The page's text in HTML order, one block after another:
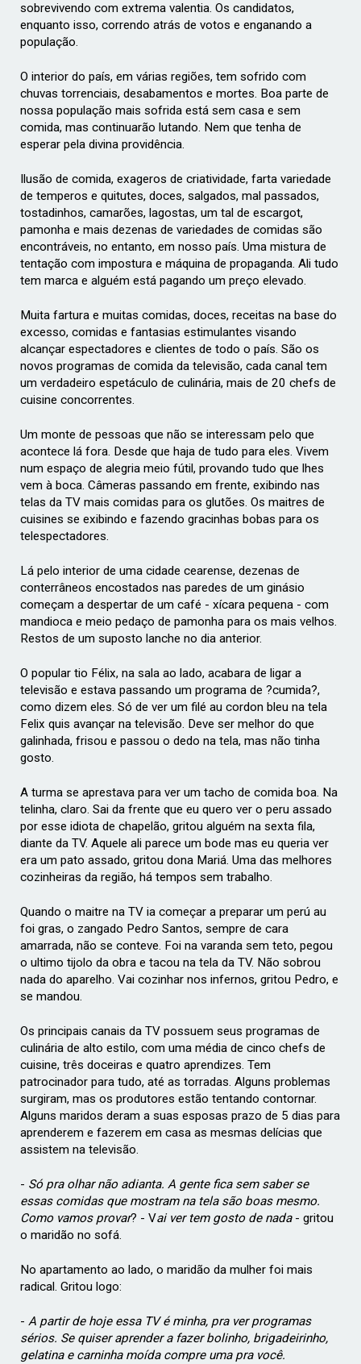
sobrevivendo com extrema valentia. Os candidatos,
enquanto isso, correndo atrás de votos e enganando a
população.
O interior do país, em várias regiões, tem sofrido com
chuvas torrenciais, desabamentos e mortes. Boa parte de
nossa população mais sofrida está sem casa e sem
comida, mas continuarão lutando. Nem que tenha de
esperar pela divina providência.
Ilusão de comida, exageros de criatividade, farta variedade
de temperos e quitutes, doces, salgados, mal passados,
tostadinhos, camarões, lagostas, um tal de escargot,
pamonha e mais dezenas de variedades de comidas são
encontráveis, no entanto, em nosso país. Uma mistura de
tentação com impostura e máquina de propaganda. Ali tudo
tem marca e alguém está pagando um preço elevado.
Muita fartura e muitas comidas, doces, receitas na base do
excesso, comidas e fantasias estimulantes visando
alcançar espectadores e clientes de todo o país. São os
novos programas de comida da televisão, cada canal tem
um verdadeiro espetáculo de culinária, mais de 20 chefs de
cuisine concorrentes.
Um monte de pessoas que não se interessam pelo que
acontece lá fora. Desde que haja de tudo para eles. Vivem
num espaço de alegria meio fútil, provando tudo que lhes
vem à boca. Câmeras passando em frente, exibindo nas
telas da TV mais comidas para os glutões. Os maitres de
cuisines se exibindo e fazendo gracinhas bobas para os
telespectadores.
Lá pelo interior de uma cidade cearense, dezenas de
conterrâneos encostados nas paredes de um ginásio
começam a despertar de um café - xícara pequena - com
mandioca e meio pedaço de pamonha para os mais velhos.
Restos de um suposto lanche no dia anterior.
O popular tio Félix, na sala ao lado, acabara de ligar a
televisão e estava passando um programa de ?cumida?,
como dizem eles. Só de ver um filé au cordon bleu na tela
Felix quis avançar na televisão. Deve ser melhor do que
galinhada, frisou e passou o dedo na tela, mas não tinha
gosto.
A turma se aprestava para ver um tacho de comida boa. Na
telinha, claro. Sai da frente que eu quero ver o peru assado
por esse idiota de chapelão, gritou alguém na sexta fila,
diante da TV. Aquele ali parece um bode mas eu queria ver
era um pato assado, gritou dona Mariá. Uma das melhores
cozinheiras da região, há tempos sem trabalho.
Quando o maitre na TV ia começar a preparar um perú au
foi gras, o zangado Pedro Santos, sempre de cara
amarrada, não se conteve. Foi na varanda sem teto, pegou
o ultimo tijolo da obra e tacou na tela da TV. Não sobrou
nada do aparelho. Vai cozinhar nos infernos, gritou Pedro, e
se mandou.
Os principais canais da TV possuem seus programas de
culinária de alto estilo, com uma média de cinco chefs de
cuisine, três doceiras e quatro aprendizes. Tem
patrocinador para tudo, até as torradas. Alguns problemas
surgiram, mas os produtores estão tentando contornar.
Alguns maridos deram a suas esposas prazo de 5 dias para
aprenderem e fazerem em casa as mesmas delícias que
assistem na televisão.
- Só pra olhar não adianta. A gente fica sem saber se
essas comidas que mostram na tela são boas mesmo.
Como vamos provar? - Vai ver tem gosto de nada- gritou
o maridão no sofá.
No apartamento ao lado, o maridão da mulher foi mais
radical. Gritou logo:
-A partir de hoje essa TV é minha, pra ver programas
sérios. Se quiser aprender a fazer bolinho, brigadeirinho,
gelatina e carninha moída compre uma pra você.